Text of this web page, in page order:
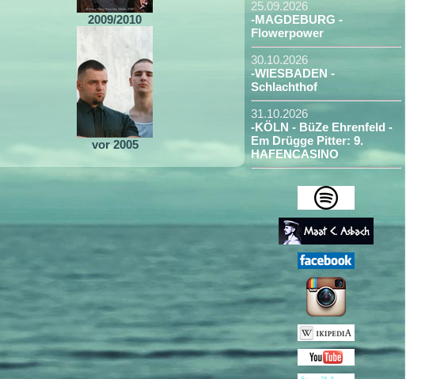
2009/2010
vor 2005
25.09.2026
-MAGDEBURG -
Flowerpower
30.10.2026
-WIESBADEN -
Schlachthof
31.10.2026
-KÖLN - BüZe Ehrenfeld -
Em Drügge Pitter: 9.
HAFENCASINO